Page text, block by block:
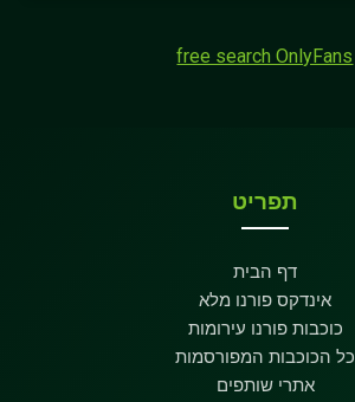
free search OnlyFans
תפריט
דף הבית
אינדקס פורנו מלא
כוכבות פורנו עירומות
כל הכוכבות המפורסמות
אתרי שותפים